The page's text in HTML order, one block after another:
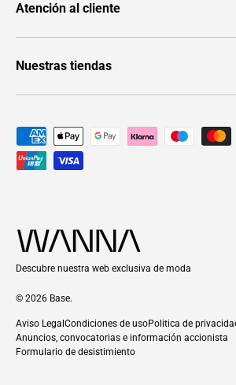
Atención al cliente
Nuestras tiendas
Formas de pago aceptadas
Descubre nuestra web exclusiva de moda
© 2026 Base.
Aviso Legal Condiciones de usoPolitica de
Anuncios, convocatorias e información accionista
Formulario de desistimiento